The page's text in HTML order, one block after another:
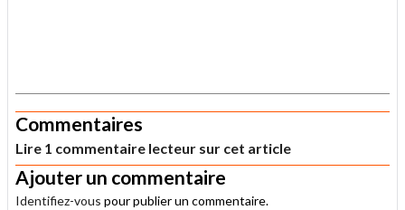
Commentaires
Lire 1 commentaire lecteur sur cet article
Ajouter un commentaire
Identifiez-vous pour publier un commentaire.